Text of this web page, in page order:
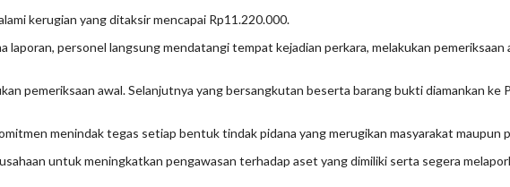
kerugian yang ditaksir mencapai Rp11.220.000.
laporan, personel langsung mendatangi tempat kejadian perkara, melakukan
pemeriksaan awal. Selanjutnya yang bersangkutan beserta barang bukti diamankan
menindak tegas setiap bentuk tindak pidana yang merugikan masyarakat maupun
untuk meningkatkan pengawasan terhadap aset yang dimiliki serta segera